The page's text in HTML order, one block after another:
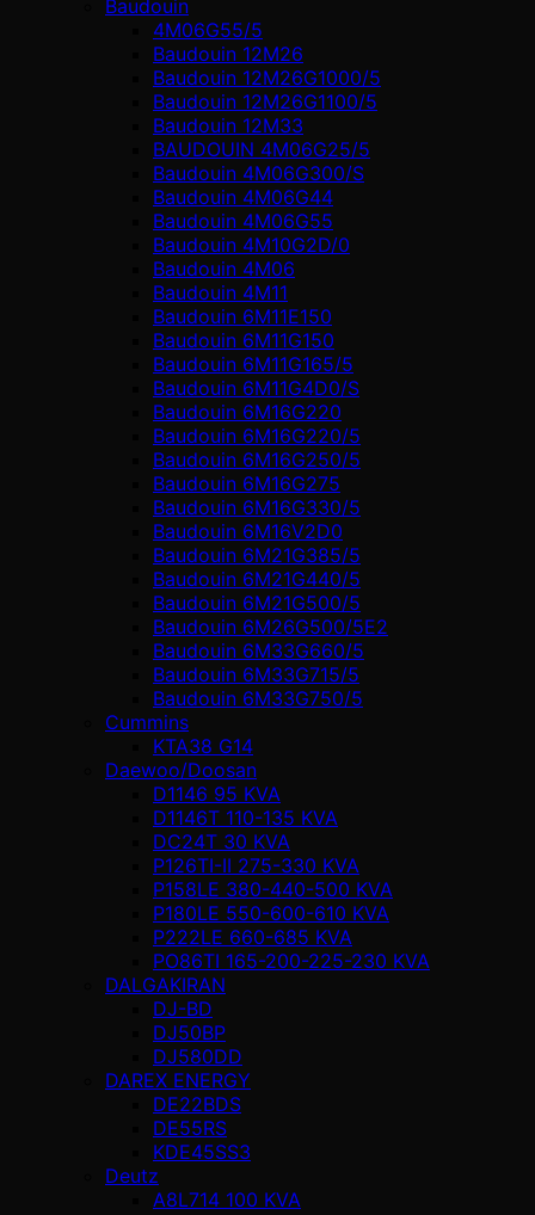
Baudouin
4M06G55/5
Baudouin 12M26
Baudouin 12M26G1000/5
Baudouin 12M26G1100/5
Baudouin 12M33
BAUDOUIN 4M06G25/5
Baudouin 4M06G300/S
Baudouin 4M06G44
Baudouin 4M06G55
Baudouin 4M10G2D/0
Baudouin 4М06
Baudouin 4М11
Baudouin 6M11E150
Baudouin 6M11G150
Baudouin 6M11G165/5
Baudouin 6M11G4D0/S
Baudouin 6M16G220
Baudouin 6M16G220/5
Baudouin 6M16G250/5
Baudouin 6M16G275
Baudouin 6M16G330/5
Baudouin 6M16V2D0
Baudouin 6M21G385/5
Baudouin 6M21G440/5
Baudouin 6M21G500/5
Baudouin 6M26G500/5E2
Baudouin 6M33G660/5
Baudouin 6M33G715/5
Baudouin 6M33G750/5
Cummins
KTA38 G14
Daewoo/Doosan
D1146 95 KVA
D1146T 110-135 KVA
DC24T 30 KVA
P126TI-II 275-330 KVA
P158LE 380-440-500 KVA
P180LE 550-600-610 KVA
P222LE 660-685 KVA
PO86TI 165-200-225-230 KVA
DALGAKIRAN
DJ-BD
DJ50BP
DJ580DD
DAREX ENERGY
DE22BDS
DE55RS
KDE45SS3
Deutz
A8L714 100 KVA